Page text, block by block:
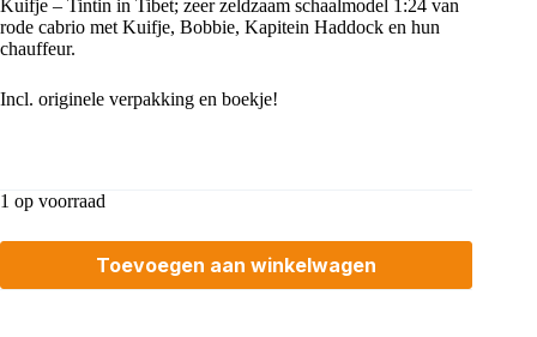
Kuifje – Tintin in Tibet; zeer zeldzaam schaalmodel 1:24 van
rode cabrio met Kuifje, Bobbie, Kapitein Haddock en hun
chauffeur.
Incl. originele verpakking en boekje!
1 op voorraad
Toevoegen aan winkelwagen